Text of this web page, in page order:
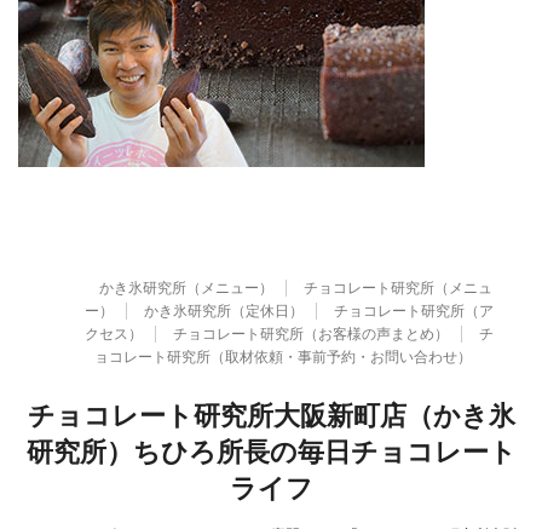
かき氷研究所（メニュー）
チョコレート研究所（メニュ
ー）
かき氷研究所（定休日）
チョコレート研究所（ア
クセス）
チョコレート研究所（お客様の声まとめ）
チ
ョコレート研究所（取材依頼・事前予約・お問い合わせ）
チョコレート研究所大阪新町店（かき氷
研究所）ちひろ所長の毎日チョコレート
ライフ